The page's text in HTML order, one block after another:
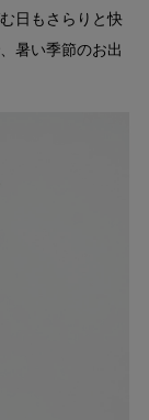
日もさらりと快
暑い季節のお出